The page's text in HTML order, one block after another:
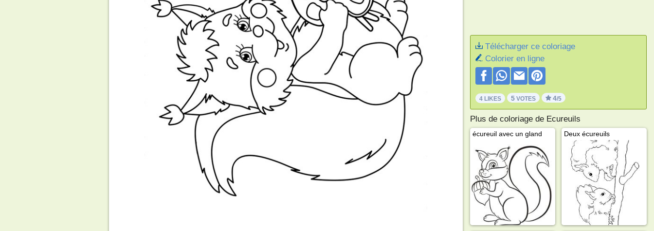
Télécharger ce coloriage
Colorier en ligne
4 LIKES 5VOTES 4/5
Plus de coloriage de Ecureuils
écureuil avec un gland Deux écureuils